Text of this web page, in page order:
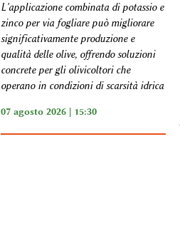
L'applicazione combinata di potassio e
zinco per via fogliare può migliorare
significativamente produzione e
qualità delle olive, offrendo soluzioni
concrete per gli olivicoltori che
operano in condizioni di scarsità idrica
07 agosto 2026 | 15:30